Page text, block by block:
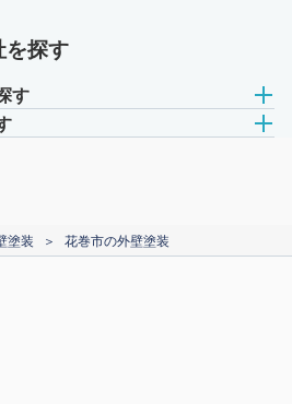
を探す
す
塗装 ＞ 花巻市の外壁塗装